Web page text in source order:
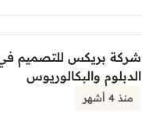
شركة بريكس للتصميم
الدبلوم والبكالوريوس
منذ 4 أشهر